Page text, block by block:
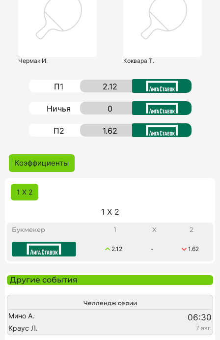
Чермак И. Коквара Т.
П1 2.12
Ничья 0
П2 1.62
Коэффициенты
1 X 2
1 X 2
Букмекер 1 X 2
2.12 - 1.62
Другие события
Челлендж серии
Мино А. 06:30
Краус Л. 7 авг.